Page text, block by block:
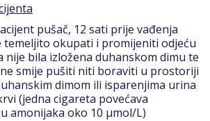
pušač, 12 sati prije vađenja
temeljito okupati i promijeniti odjeću
nije bila izložena duhanskom dimu te
smije pušiti niti boraviti u prostoriji
dimom ili isparenjima urina
(jedna cigareta povećava
amonijaka oko 10 µmol/L)